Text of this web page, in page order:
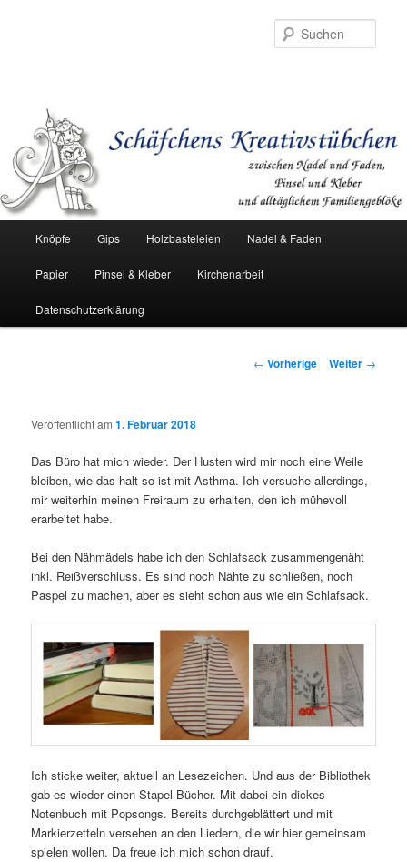
Zum
Inhalt
wechseln
Knöpfe Gips Holzbasteleien Nadel & Faden
Papier Pinsel & Kleber Kirchenarbeit
Datenschutzerklärung
Beitrags-
← Vorherige Weiter →
Veröffentlicht am1. Februar 2018
Das Büro hat mich wieder. Der Husten wird mir noch eine Weile
bleiben, wie das halt so ist mit Asthma. Ich versuche allerdings,
mir weiterhin meinen Freiraum zu erhalten, den ich mühevoll
erarbeitet habe.
Bei den Nähmädels habe ich den Schlafsack zusammengenäht
inkl. Reißverschluss. Es sind noch Nähte zu schließen, noch
Paspel zu machen, aber es sieht schon aus wie ein Schlafsack.
Ich sticke weiter, aktuell an Lesezeichen. Und aus der Bibliothek
gab es wieder einen Stapel Bücher. Mit dabei ein dickes
Notenbuch mit Popsongs. Bereits durchgeblättert und mit
Markierzetteln versehen an den Liedern, die wir hier gemeinsam
spielen wollen. Da freue ich mich schon drauf.